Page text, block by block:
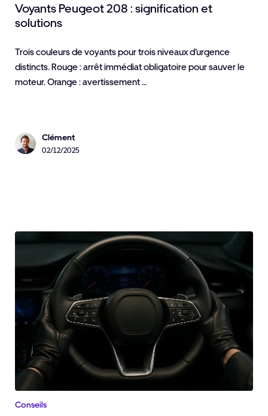
Voyants Peugeot 208 : signification et
solutions
Trois couleurs de voyants pour trois niveaux d’urgence
distincts. Rouge : arrêt immédiat obligatoire pour sauver le
moteur. Orange : avertissement …
Clément
02/12/2025
Conseils